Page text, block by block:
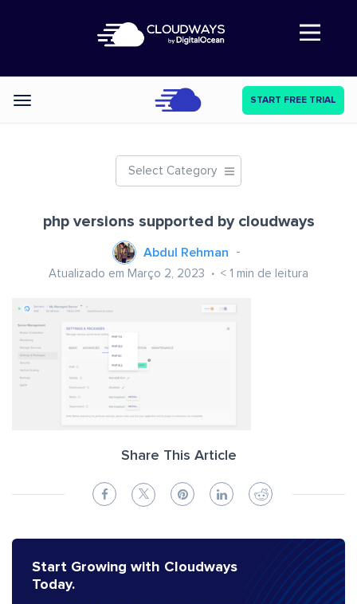
Abre a navegação
Categories START FREE TRIAL
Select Category
php versions supported by cloudways
Abdul Rehman
Atualizado em Março 2, 2023 < 1 min de leitura
Share This Article
Start Growing with Cloudways
Today.